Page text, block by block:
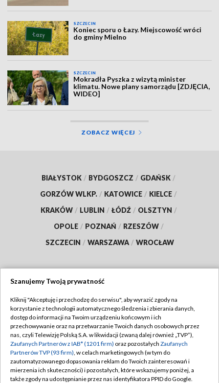
SZCZECIN
Koniec sporu o Łazy. Miejscowość wróci
do gminy Mielno
SZCZECIN
Mokradła Pyszka z wizytą minister
klimatu. Nowe plany samorządu [ZDJĘCIA,
WIDEO]
ZOBACZ WIĘCEJ
BIAŁYSTOK / BYDGOSZCZ / GDAŃSK /
GORZÓW WLKP. / KATOWICE / KIELCE /
KRAKÓW / LUBLIN / ŁÓDŹ / OLSZTYN /
OPOLE / POZNAŃ / RZESZÓW /
SZCZECIN / WARSZAWA / WROCŁAW
TVP
Abonament TVP
Emisja w TVP
Centrum informacji TVP
Naziemna Telewizja Cyfrowa
Regulamin TVP
Polityka prywatności
Moje zgody
Pomoc
Szanujemy Twoją prywatność
Kliknij "Akceptuję i przechodzę do serwisu", aby wyrazić zgody na
korzystanie z technologii automatycznego śledzenia i zbierania danych,
dostęp do informacji na Twoim urządzeniu końcowym i ich
przechowywanie oraz na przetwarzanie Twoich danych osobowych przez
nas, czyli Telewizję Polską S.A. w likwidacji (zwaną dalej również „TVP”),
Zaufanych Partnerów z IAB* (1201 firm) oraz pozostałych Zaufanych
Partnerów TVP (93 firm), w celach marketingowych (w tym do
zautomatyzowanego dopasowania reklam do Twoich zainteresowań i
mierzenia ich skuteczności) i pozostałych, które wskazujemy poniżej, a
także zgody na udostępnianie przez nas identyfikatora PPID do Google.